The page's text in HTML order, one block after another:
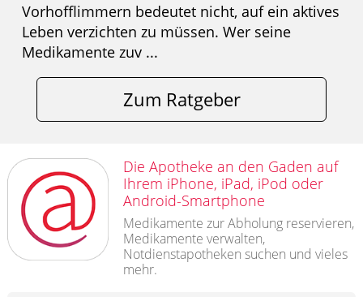
Vorhofflimmern bedeutet nicht, auf ein aktives
Leben verzichten zu müssen. Wer seine
Medikamente zuv ...
Zum Ratgeber
Die Apotheke an den Gaden auf
Ihrem iPhone, iPad, iPod oder
Android-Smartphone
Medikamente zur Abholung reservieren,
Medikamente verwalten,
Notdienstapotheken suchen und vieles
mehr.